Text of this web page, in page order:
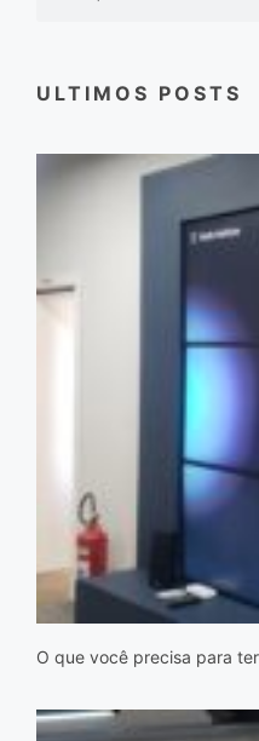
ULTIMOS POSTS
O que você precisa para